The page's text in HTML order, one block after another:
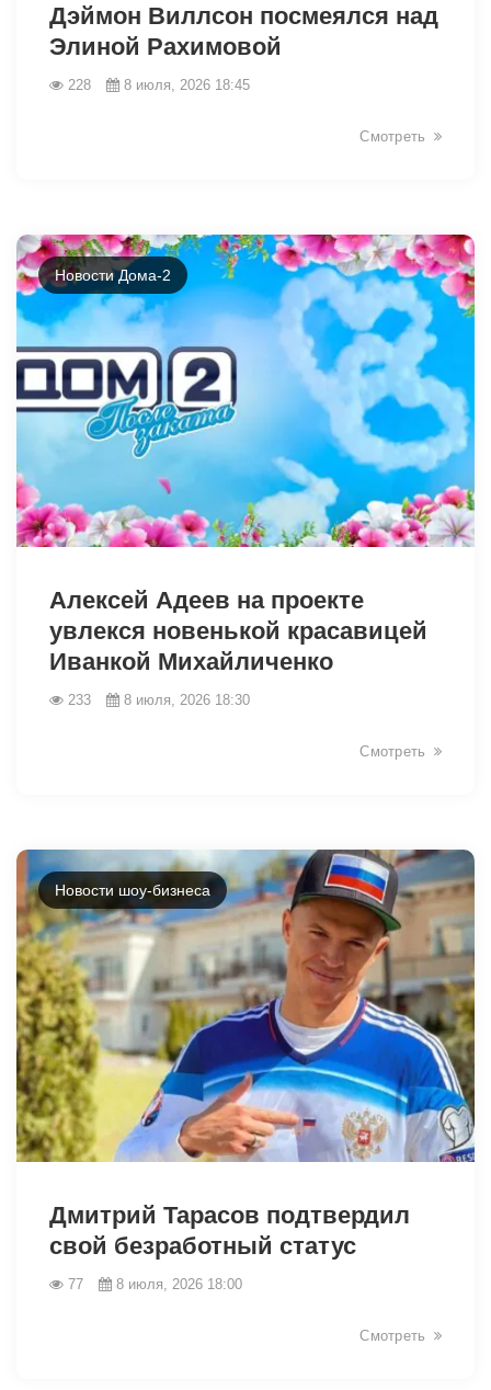
Дэймон Виллсон посмеялся над
Элиной Рахимовой
228 8 июля, 2026 18:45
Смотреть
Новости Дома-2
Алексей Адеев на проекте
увлекся новенькой красавицей
Иванкой Михайличенко
233 8 июля, 2026 18:30
Смотреть
Новости шоу-бизнеса
Дмитрий Тарасов подтвердил
свой безработный статус
77 8 июля, 2026 18:00
Смотреть